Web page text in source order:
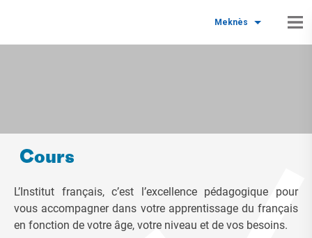
Meknès
Cours
L’Institut français, c’est l’excellence pédagogique pour
vous accompagner dans votre apprentissage du français
en fonction de votre âge, votre niveau et de vos besoins.